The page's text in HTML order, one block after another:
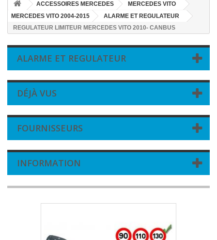
ACCESSOIRES MERCEDES
MERCEDES VITO
MERCEDES VITO 2004-2015
ALARME ET REGULATEUR
REGULATEUR LIMITEUR MERCEDES VITO 2010- CANBUS
ALARME ET REGULATEUR
DÉJÀ VUS
FOURNISSEURS
INFORMATION